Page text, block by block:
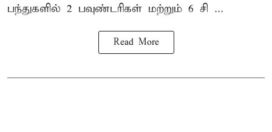
பந்துகளில் 2 பவுண்டரிகள் மற்றும் 6 சி ...
Read More